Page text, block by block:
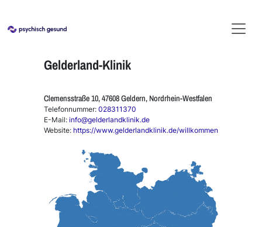
Gelderland-Klinik
Clemensstraße 10, 47608 Geldern, Nordrhein-Westfalen
Telefonnummer: 028311370
E-Mail: info@gelderlandklinik.de
Website: https://www.gelderlandklinik.de/willkommen